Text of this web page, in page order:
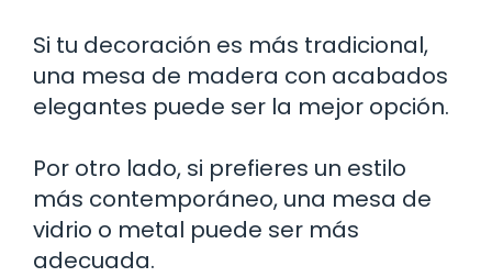
Si tu decoración es más tradicional,
una mesa de madera con acabados
elegantes puede ser la mejor opción.
Por otro lado, si prefieres un estilo
más contemporáneo, una mesa de
vidrio o metal puede ser más
adecuada.